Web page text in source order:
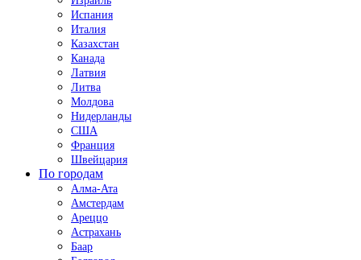
Испания
Италия
Казахстан
Канада
Латвия
Литва
Молдова
Нидерланды
США
Франция
Швейцария
По городам
Алма-Ата
Амстердам
Ареццо
Астрахань
Баар